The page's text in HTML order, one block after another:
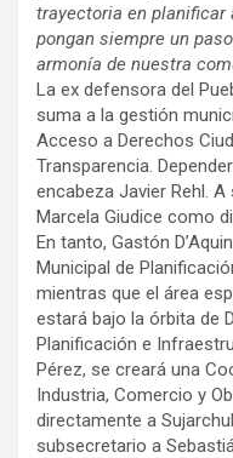
trayectoria en planificar
pongan siempre un
armonía de nuestra
La ex defensora del
suma a la gestión
Acceso a Derechos
Transparencia.
encabeza Javier Rehl.
Marcela Giudice como
En tanto, Gastón
Municipal de
mientras que el área
estará bajo la órbita de
Planificación e
Pérez, se creará una
Industria, Comercio y
directamente a
subsecretario a